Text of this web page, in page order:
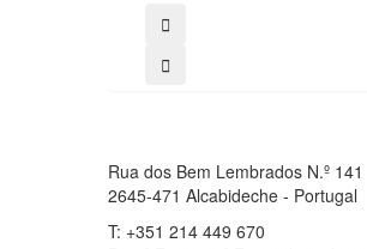
Rua dos Bem Lembrados N.º 141
2645-471 Alcabideche - Portugal
T: +351 214 449 670